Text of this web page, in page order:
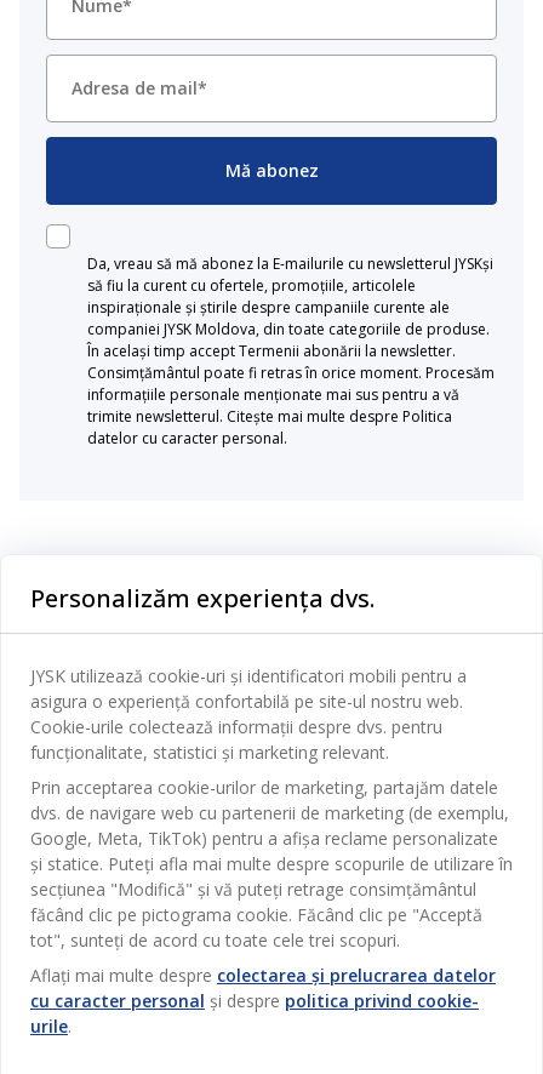
Mă abonez
Da, vreau să mă abonez la E-mailurile cu newsletterul JYSKși
să fiu la curent cu ofertele, promoțiile, articolele
inspiraționale și știrile despre campaniile curente ale
companiei JYSK Moldova, din toate categoriile de produse.
În același timp accept Termenii abonării la newsletter.
Consimțământul poate fi retras în orice moment. Procesăm
informațiile personale menționate mai sus pentru a vă
trimite newsletterul. Citește mai multe despre Politica
datelor cu caracter personal.
Birou
Sufragerie
Bucătărie
Depozitare
Perdele
Grădină
Pentru casă
Outlet
Contact Relații Clienți
Magazine și program
Broșură
Termeni si conditii vânzări online
Garantia prețului
Garanția Produselor
Politica de confidentialitate
Card cadou
JYSK
Despre JYSK
JYSK.com
Presă
Locuri de muncă
Newsletter
Inspirație
SEDIU CENTRAL
TAROL-DD S.R.L. str. Jubiliara, 41A mun. Chișinău, Republica
Moldova
JYSK BUSINESS TO BUSINESS
Vânzări și relații clienți persoane juridice
Telefon: 060 531 531
E-mail: jysk@jysk.md
JYSK RELAȚII CLIENȚI
Contact Relații Clienți
Telefon: 022 022 030
E-mail: support@jysk.md
Urmărește Jysk
Personalizăm experiența dvs.
JYSK utilizează cookie-uri și identificatori mobili pentru a
asigura o experiență confortabilă pe site-ul nostru web.
Cookie-urile colectează informații despre dvs. pentru
funcționalitate, statistici și marketing relevant.
Prin acceptarea cookie-urilor de marketing, partajăm datele
dvs. de navigare web cu partenerii de marketing (de exemplu,
Google, Meta, TikTok) pentru a afișa reclame personalizate
și statice. Puteți afla mai multe despre scopurile de utilizare în
secțiunea "Modifică" și vă puteți retrage consimțământul
făcând clic pe pictograma cookie. Făcând clic pe "Acceptă
tot", sunteți de acord cu toate cele trei scopuri.
Aflați mai multe despre colectarea și prelucrarea datelor
cu caracter personal și despre politica privind cookie-
urile.